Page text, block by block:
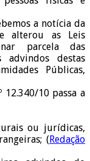
a notícia da
alterou as Leis
parcela das
advindos destas
Públicas,
10 passa a
ou jurídicas,
(Redação